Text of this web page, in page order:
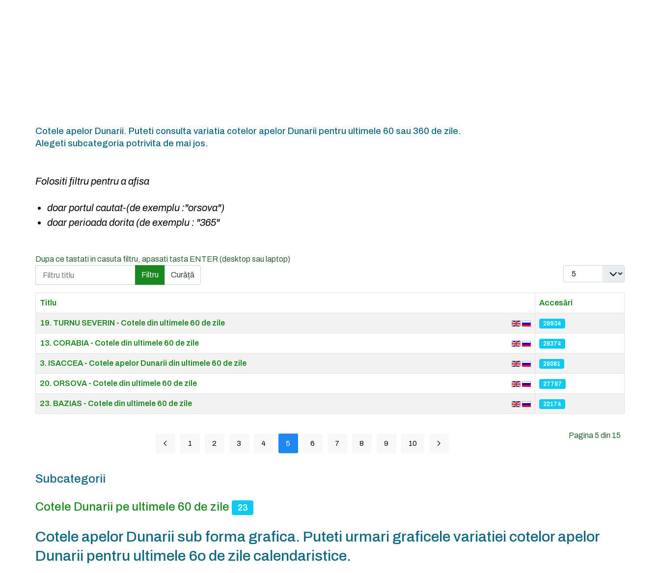
Cotele apelor Dunarii. Puteti consulta variatia cotelor apelor Dunarii pentru ultimele 60 sau 360 de zile.
Alegeti subcategoria potrivita de mai jos.
Folositi filtru pentru a afisa
doar portul cautat-(de exemplu :"orsova")
doar perioada dorita (de exemplu : "365"
Dupa ce tastati in casuta filtru, apasati tasta ENTER (desktop sau laptop)
Filtru titlu
Filtru Curăță
Afișare #
Titlu Accesări
19. TURNU SEVERIN - Cotele din ultimele 60 de zile 28934
13. CORABIA - Cotele din ultimele 60 de zile 28374
3. ISACCEA - Cotele apelor Dunarii din ultimele 60 de zile 28081
20. ORSOVA - Cotele din ultimele 60 de zile 27787
23. BAZIAS - Cotele din ultimele 60 de zile 22174
Pagina 5 din 15
1 2 3 4 5 6 7 8 9 10
Subcategorii
Cotele Dunarii pe ultimele 60 de zile 23
Cotele apelor Dunarii sub forma grafica. Puteti urmari graficele variatiei cotelor apelor
Dunarii pentru ultimele 6o de zile calendaristice.